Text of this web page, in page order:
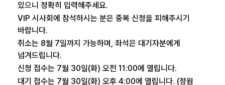
있으니 정확히 입력해주세요.
VIP 시사회에 참석하시는 분은 중복 신청을 피해주시기
바랍니다.
취소는 8월 7일까지 가능하며, 좌석은 대기자분에게
넘겨드립니다.
신청 접수는 7월 30일(화) 오전 11:00에 열립니다.
대기 접수는 7월 30일(화) 오후 4:00에 열립니다. (정원